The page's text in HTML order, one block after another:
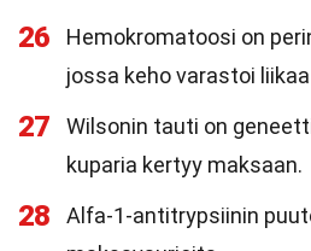
26
Hemokromatoosi on
jossa keho varastoi
27
Wilsonin tauti on
kuparia kertyy maksaan.
28
Alfa-1-antitrypsiinin